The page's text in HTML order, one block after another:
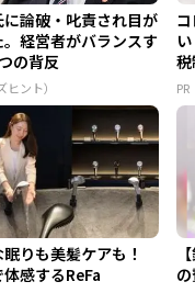
論破・叱責され目が
。経営者がバランスす
の背反
ヒント）
りも美髪ケアも！
感するReFa